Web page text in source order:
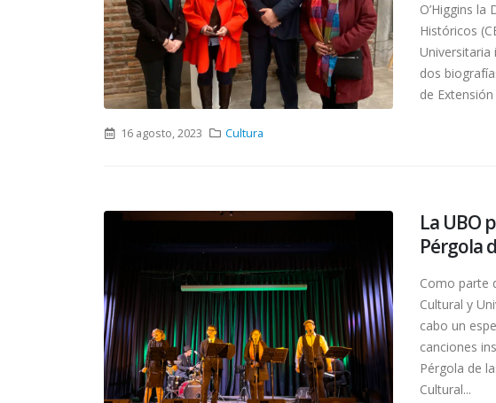
O’Higgins
Históricos
Universitaria
dos
de
16 agosto, 2023 Cultura
La UBO
Pérgola
Como parte
Cultural y
cabo un
canciones
Pérgola de
Cultural...